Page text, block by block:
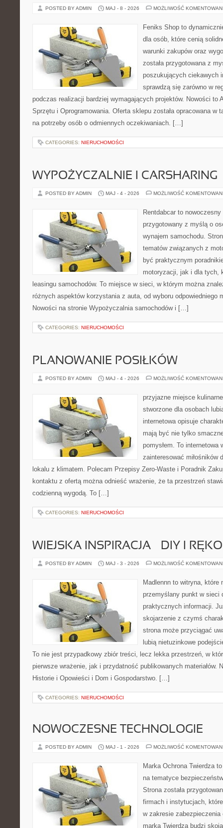
POSTED BY ADMIN MAJ - 8 - 2026 MOŻLIWOŚĆ
Feniks Shop to
dla osób, które cenią
warunki zakupów oraz
została przygotowana z
poszukujących ciekawych
sprawdzą się zarówno w
podczas realizacji bardziej wymagających projektów. Nowości to
Sprzętu i Oprogramowania. Oferta sklepu została opracowana w
na potrzeby osób o odmiennych oczekiwaniach. […]
CATEGORIES: NIERUCHOMOŚCI
WYPOŻYCZALNIE I CARSHARING
POSTED BY ADMIN MAJ - 4 - 2026 MOŻLIWOŚĆ
Rentdabcar to
przygotowany z myślą o
wynajem samochodu.
tematów związanych z
być praktycznym
motoryzacji, jak i dla tych,
leasingu samochodów. To miejsce w sieci, w którym można
różnych aspektów korzystania z auta, od wyboru odpowiedniego
Nowości na stronie Wypożyczalnia samochodów i […]
CATEGORIES: NIERUCHOMOŚCI
PLANOWANIE POSIŁKÓW
POSTED BY ADMIN MAJ - 4 - 2026 MOŻLIWOŚĆ
przyjazne miejsce
stworzone dla osobach
internetowa opisuje
mają być nie tylko
pomysłem. To internetowa
zainteresować miłośników
lokalu z klimatem. Polecam Przepisy Zero-Waste i Poradnik
kontaktu z ofertą można odnieść wrażenie, że ta przestrzeń
codzienną wygodą. To […]
CATEGORIES: NIERUCHOMOŚCI
WIEJSKA INSPIRACJA – DIY I
POSTED BY ADMIN MAJ - 3 - 2026 MOŻLIWOŚĆ
Madlennn to witryna, które
przemyślany punkt w sieci
praktycznych informacji.
skojarzenie z czymś
strona może przyciągać
lubią nietuzinkowe
To nie jest przypadkowy zbiór treści, lecz lekka przestrzeń, w
pierwsze wrażenie, jak i przydatność publikowanych materiałów.
Historie i Opowieści i Dom i Gospodarstwo. […]
CATEGORIES: NIERUCHOMOŚCI
NOWOCZESNE TECHNOLOGIE
POSTED BY ADMIN MAJ - 1 - 2026 MOŻLIWOŚĆ
Marka Ochrona Twierdza
na tematyce
Strona została
firmach i instytucjach,
w zakresie
marka Twierdza budzi